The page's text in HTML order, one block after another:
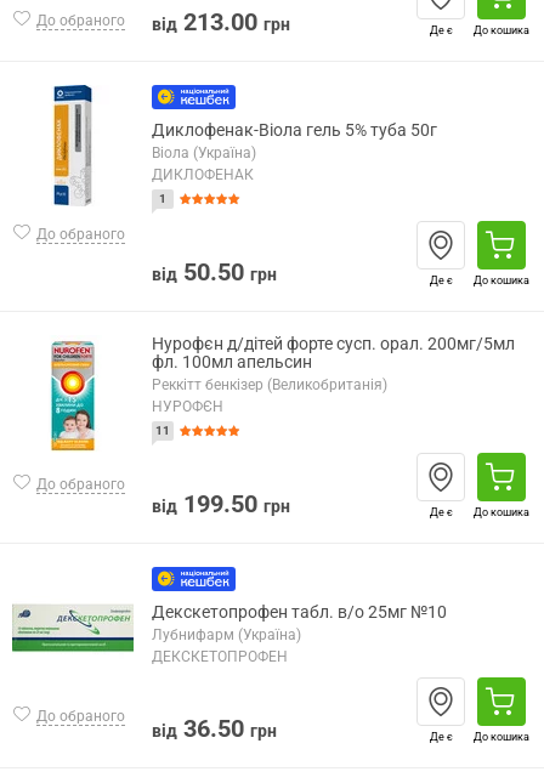
До обраного від 213.00 грн Де є До кошика
До обраного
Диклофенак-Віола гель 5% туба 50г
Віола (Україна)
ДИКЛОФЕНАК
1
від 50.50 грн Де є До кошика
До обраного
Нурофєн д/дітей форте сусп. орал. 200мг/5мл
фл. 100мл апельсин
Реккітт бенкізер (Великобританія)
НУРОФЄН
11
від 199.50 грн Де є До кошика
До обраного
Декскетопрофен табл. в/о 25мг №10
Лубнифарм (Україна)
ДЕКСКЕТОПРОФЕН
від 36.50 грн Де є До кошика